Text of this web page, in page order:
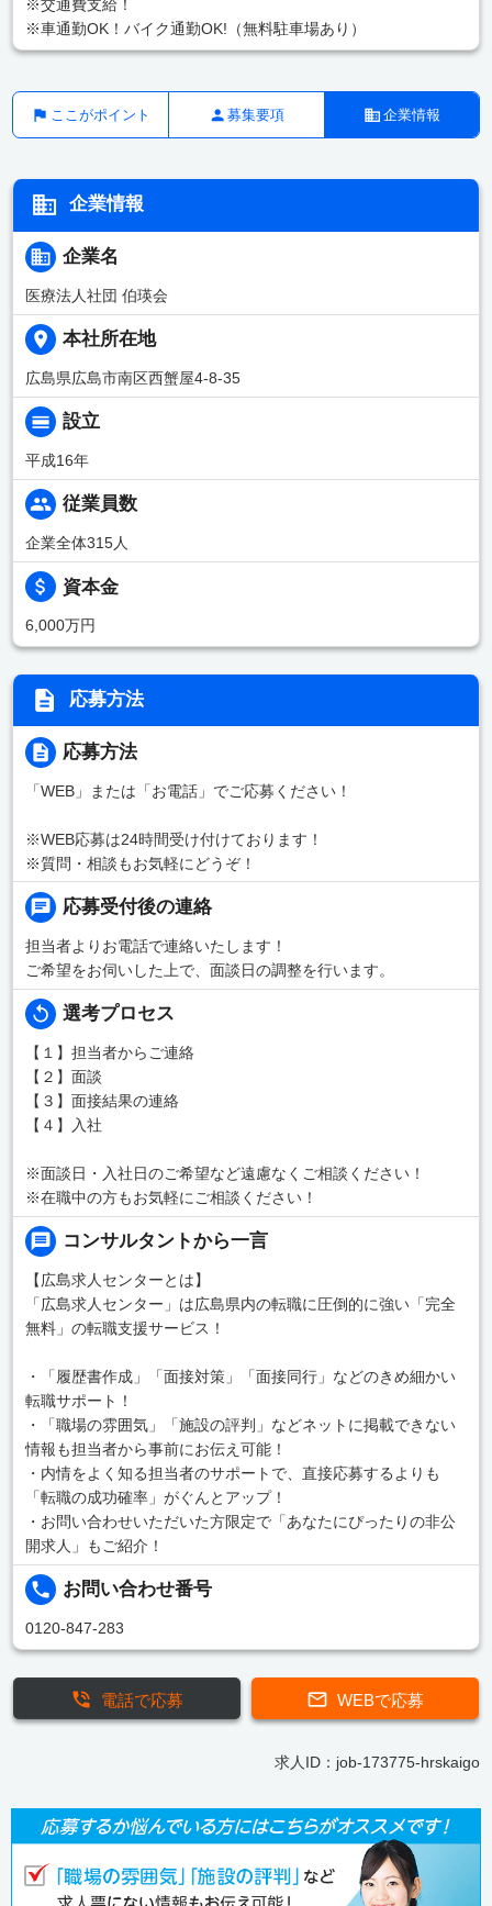
※交通費支給！
※車通勤OK！バイク通勤OK!（無料駐車場あり）
ここがポイント 募集要項 企業情報
企業情報
企業名
医療法人社団 伯瑛会
本社所在地
広島県広島市南区西蟹屋4-8-35
設立
平成16年
従業員数
企業全体315人
資本金
6,000万円
応募方法
応募方法
「WEB」または「お電話」でご応募ください！
※WEB応募は24時間受け付けております！
※質問・相談もお気軽にどうぞ！
応募受付後の連絡
担当者よりお電話で連絡いたします！
ご希望をお伺いした上で、面談日の調整を行います。
選考プロセス
【１】担当者からご連絡
【２】面談
【３】面接結果の連絡
【４】入社
※面談日・入社日のご希望など遠慮なくご相談ください！
※在職中の方もお気軽にご相談ください！
コンサルタントから一言
【広島求人センターとは】
「広島求人センター」は広島県内の転職に圧倒的に強い「完全
無料」の転職支援サービス！
・「履歴書作成」「面接対策」「面接同行」などのきめ細かい
転職サポート！
・「職場の雰囲気」「施設の評判」などネットに掲載できない
情報も担当者から事前にお伝え可能！
・内情をよく知る担当者のサポートで、直接応募するよりも
「転職の成功確率」がぐんとアップ！
・お問い合わせいただいた方限定で「あなたにぴったりの非公
開求人」もご紹介！
お問い合わせ番号
0120-847-283
WEBで応募
電話で応募
求人ID：job-173775-hrskaigo